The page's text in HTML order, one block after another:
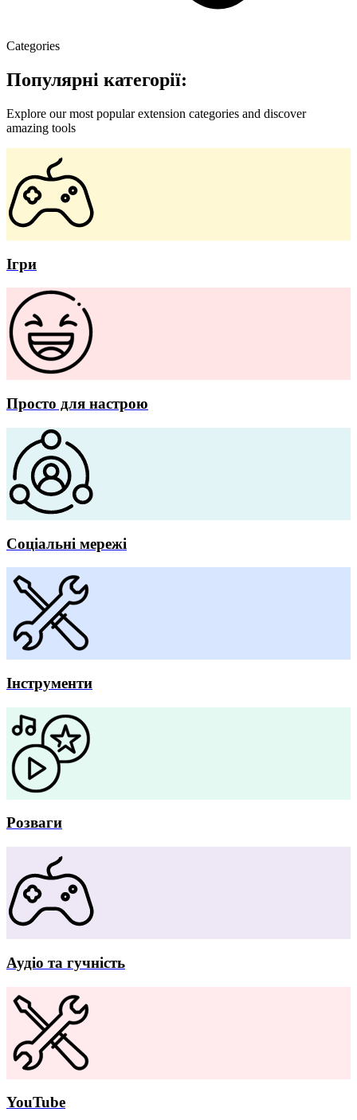
Categories
Популярні категорії:
Explore our most popular extension categories and discover
amazing tools
Ігри
Просто для настрою
Соціальні мережі
Інструменти
Розваги
Аудіо та гучність
YouTube